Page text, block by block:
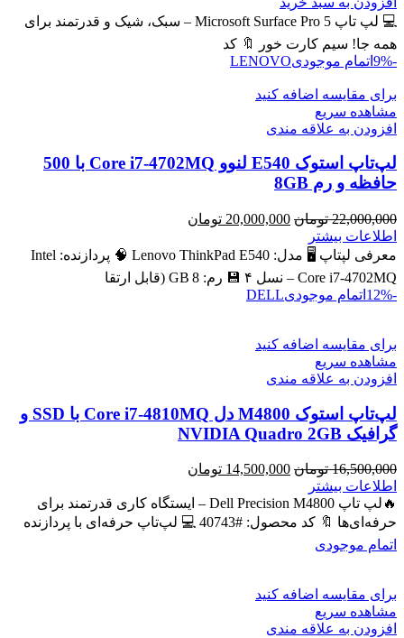
53,500,000 تومان
48,900,000 تومان
💻 لپ تاپ Microsoft Surface Pro 5 – سبک، شیک و قدرتمند برای
همه جا! سیم کارت خور 🔖 کد
-9%
اتمام موجودیLENOVO
برای مقایسه اضافه کنید
مشاهده سریع
افزودن به علاقه مندی
لپ‌تاپ استوک E540 لنوو Core i7-4702MQ با 500
حافظه و رم 8GB
22,000,000 تومان قیمت
22,000,000 تومان
20,000,000 تومان
20,000,000 تومان
است.
اطلاعات بیشتر
معرفی لپتاپ 🖥️ مدل: Lenovo ThinkPad E540 🧠 پردازنده: Intel
Core i7‑4702MQ – نسل ۴ 💾 رم: 8 GB (قابل ارتقا
-12%
اتمام موجودیDELL
برای مقایسه اضافه کنید
مشاهده سریع
افزودن به علاقه مندی
لپ‌تاپ استوک M4800 دل Core i7-4810MQ با SSD و
گرافیک NVIDIA Quadro 2GB
16,500,000 تومان قیمت
16,500,000 تومان
بود.
14,500,000 تومان
14,500,000 تومان
است.
اطلاعات بیشتر
🔥لپ تاپ Dell Precision M4800 – ایستگاه کاری قدرتمند برای
حرفه‌ای‌ها 🔖 کد محصول: #40743 💻 لپ‌تاپ حرفه‌ای با پردازنده
اتمام موجودی
برای مقایسه اضافه کنید
مشاهده سریع
افزودن به علاقه مندی